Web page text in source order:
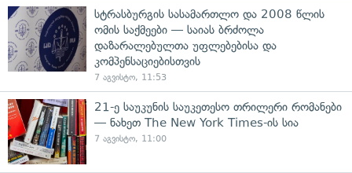
სტრასბურგის სასამართლო და 2008 წლის
ომის საქმეები — საიას ბრძოლა
დაზარალებულთა უფლებებისა და
კომპენსაციებისთვის
7 აგვისტო, 11:53
21-ე საუკუნის საუკეთესო თრილერი რომანები
— ნახეთ The New York Times-ის სია
7 აგვისტო, 11:00